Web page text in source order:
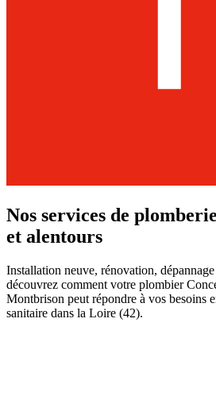
Nos services de
et alentours
Installation neuve, rénovation,
découvrez comment votre plombier
Montbrison peut répondre à vos besoins
sanitaire dans la Loire (42).